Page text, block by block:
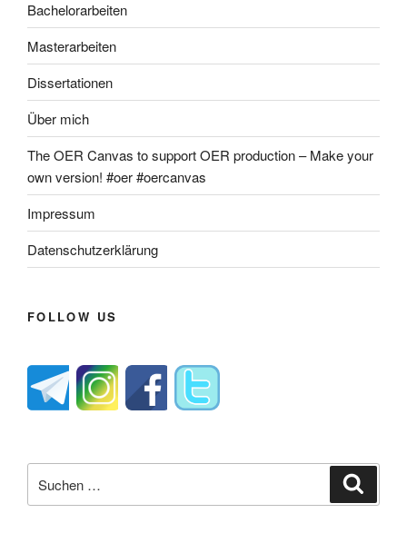
Bachelorarbeiten
Masterarbeiten
Dissertationen
Über mich
The OER Canvas to support OER production – Make your
own version! #oer #oercanvas
Impressum
Datenschutzerklärung
FOLLOW US
nach: